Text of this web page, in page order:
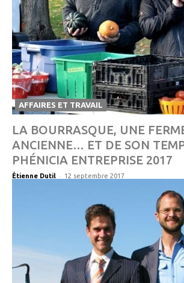
AFFAIRES ET TRAVAIL
LA BOURRASQUE, UNE
ANCIENNE… ET DE SON
PHÉNICIA ENTREPRISE 2017
Étienne Dutil - 12 septembre 2017